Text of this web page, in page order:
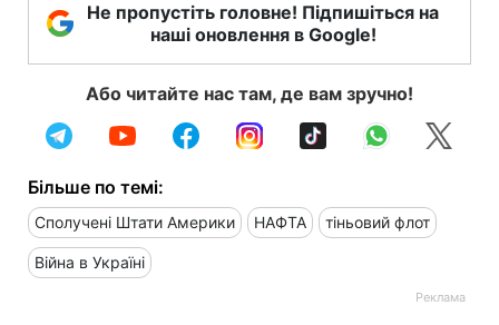
Не пропустіть головне! Підпишіться на
наші оновлення в Google!
Або читайте нас там, де вам зручно!
Більше по темі:
Сполучені Штати Америки НАФТА тіньовий флот
Війна в Україні